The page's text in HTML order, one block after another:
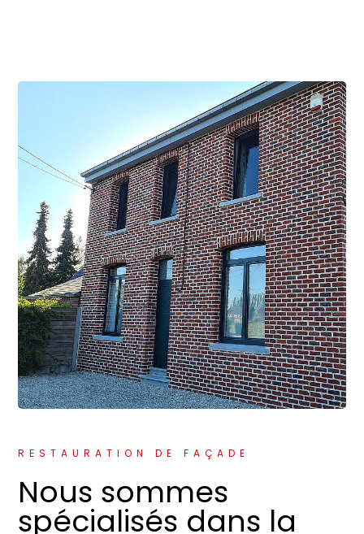
RESTAURATION DE FAÇADE
Nous sommes
spécialisés dans la